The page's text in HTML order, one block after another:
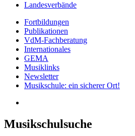
Landesverbände
Fortbildungen
Publikationen
VdM-Fachberatung
Internationales
GEMA
Musiklinks
Newsletter
Musikschule: ein sicherer Ort!
Musikschulsuche